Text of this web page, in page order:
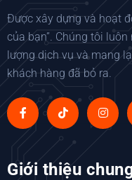
Được xây dựng và hoạt
của bạn”. Chúng tôi
lượng dịch vụ và mang
khách hàng đã bỏ ra.
Giới thiệu